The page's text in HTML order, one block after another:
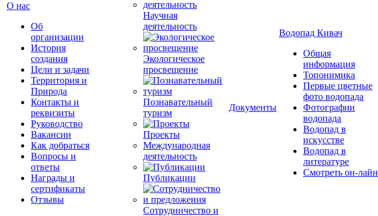
О нас
Об
организации
История
создания
Цели и задачи
Территория и
Природа
Контакты и
реквизиты
Руководство
Вакансии
Как добраться
Вопросы и
ответы
Награды и
сертификаты
Отзывы
Научная
деятельность
Экологическое
просвещение
Познавательный
туризм
Проекты
Международная
деятельность
Публикации
Сотрудничество и
Документы
Водопад Кивач
Общая
информация
Топонимика
Первые цветные
фото водопада
Фотографии
водопада
Водопад в
искусстве
Водопад в
литературе
Смотреть он-лайн